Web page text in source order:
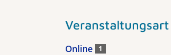
Veranstaltungsart
Online 1